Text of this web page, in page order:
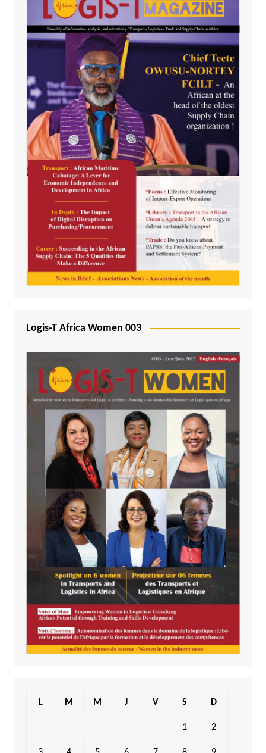
Logis-T Africa Women 003
L M M J V S D
1 2